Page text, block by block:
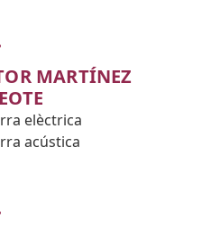
MARTÍNEZ
elèctrica
acústica